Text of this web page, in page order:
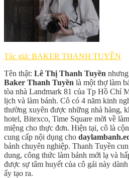
Tác giả: BAKER THANH TUYỀN
Tên thật: Lê Thị Thanh Tuyền
Baker Thanh Tuyền là một thợ làm
tòa nhà Landmark 81 của Tp Hồ Chí
lịch và làm bánh. Cô có 4 năm kinh
thường xuyên được những nhà hàng,
hotel, Bitexco, Time Square mời về
miệng cho thực đơn. Hiện tại, cô là
cung cấp nội dụng cho
bánh chuyên nghiệp. Thanh Tuyền
dung, công thức làm bánh mới lạ và
được sự tâm huyết của cô gái này
ấy tạo ra.